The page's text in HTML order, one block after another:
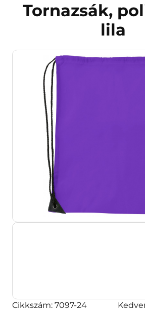
Tornazsák,
lila
Cikkszám: 7097-24